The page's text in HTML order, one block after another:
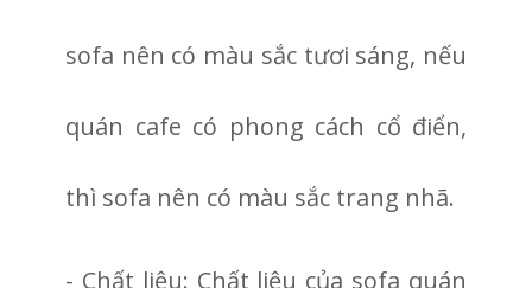
sofa nên có màu sắc tươi sáng, nếu
quán cafe có phong cách cổ điển,
thì sofa nên có màu sắc trang nhã.
- Chất liệu: Chất liệu của sofa quán